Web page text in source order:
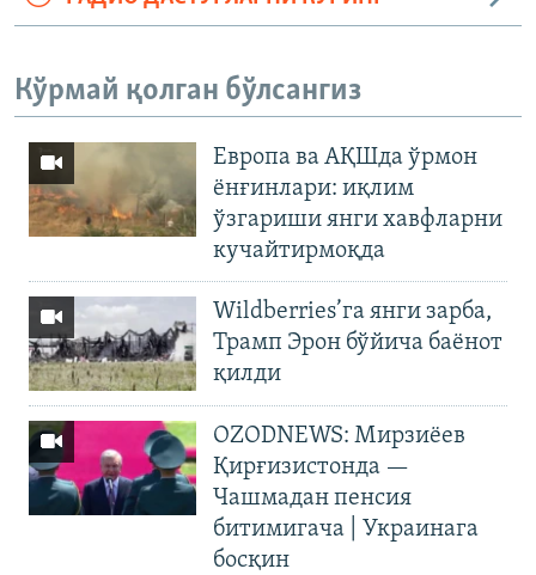
Кўрмай қолган бўлсангиз
Европа ва АҚШда ўрмон
ёнғинлари: иқлим
ўзгариши янги хавфларни
кучайтирмоқда
Wildberries’га янги зарба,
Трамп Эрон бўйича баёнот
қилди
OZODNEWS: Мирзиёев
Қирғизистонда —
Чашмадан пенсия
битимигача | Украинага
босқин